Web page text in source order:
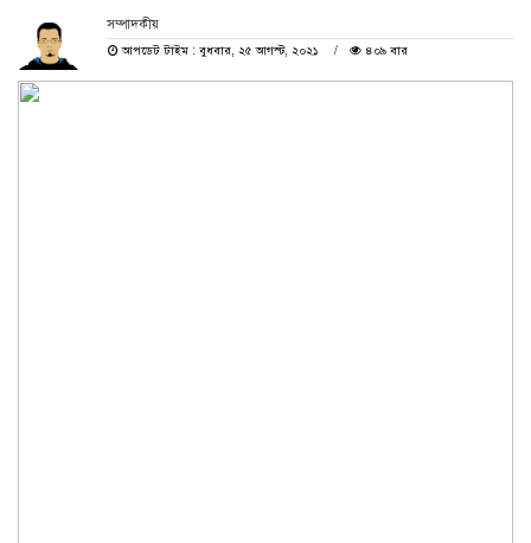
সম্পাদকীয়
আপডেট টাইম : বুধবার, ২৫ আগস্ট, ২০২১
৪০৯ বার